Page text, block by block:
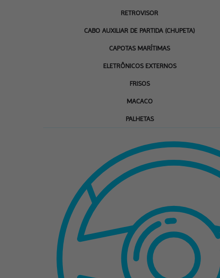
RETROVISOR
CABO AUXILIAR DE PARTIDA (CHUPETA)
CAPOTAS MARÍTIMAS
ELETRÔNICOS EXTERNOS
FRISOS
MACACO
PALHETAS